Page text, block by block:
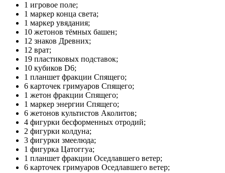
1 игровое поле;
1 маркер конца света;
1 маркер увядания;
10 жетонов тёмных башен;
12 знаков Древних;
12 врат;
19 пластиковых подставок;
10 кубиков D6;
1 планшет фракции Спящего;
6 карточек гримуаров Спящего;
1 жетон фракции Спящего;
1 маркер энергии Спящего;
6 жетонов культистов Аколитов;
4 фигурки бесформенных отродий;
2 фигурки колдуна;
3 фигурки змеелюда;
1 фигурка Цатоггуа;
1 планшет фракции Оседлавшего ветер;
6 карточек гримуаров Оседлавшего ветер;